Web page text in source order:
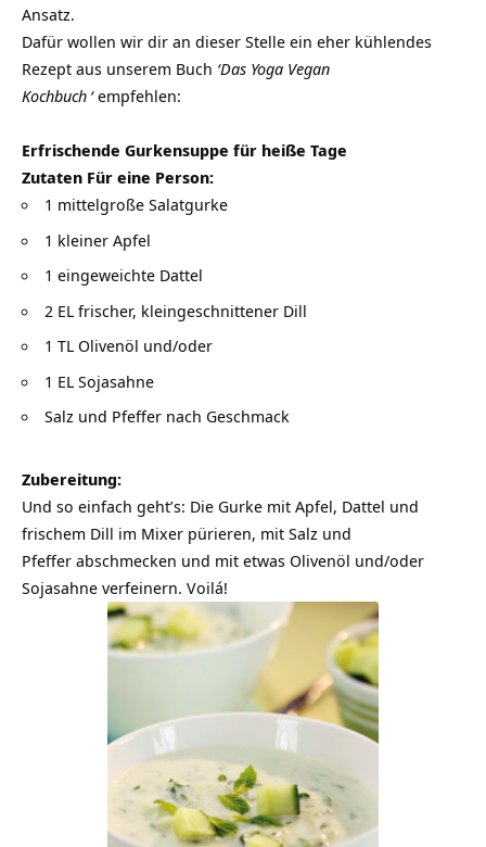
Ansatz.
Dafür wollen wir dir an dieser Stelle ein eher kühlendes
Rezept aus unserem Buch ‘Das Yoga Vegan
Kochbuch ‘empfehlen:
Erfrischende Gurkensuppe für heiße Tage
Zutaten Für eine Person:
1 mittelgroße Salatgurke
1 kleiner Apfel
1 eingeweichte Dattel
2 EL frischer, kleingeschnittener Dill
1 TL Olivenöl und/oder
1 EL Sojasahne
Salz und Pfeffer nach Geschmack
Zubereitung:
Und so einfach geht’s: Die Gurke mit Apfel, Dattel und
frischem Dill im Mixer pürieren, mit Salz und
Pfeffer abschmecken und mit etwas Olivenöl und/oder
Sojasahne verfeinern. Voilá!